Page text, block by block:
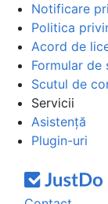
Notificare
Politica
Acord de
Formular de
Scutul de
Servicii
Asistență
Plugin-uri